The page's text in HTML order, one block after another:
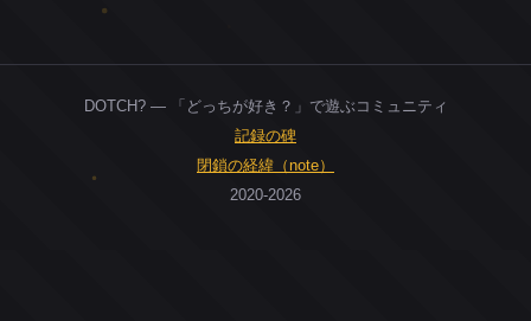
DOTCH? — 「どっちが好き？」で遊ぶコミュニティ
記録の碑
閉鎖の経緯（note）
2020-2026